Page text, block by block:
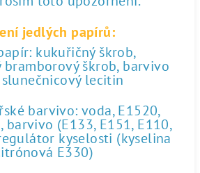
jedlých papírů:
kukuřičný škrob,
škrob, barvivo
slunečnicový lecitin
barvivo: voda, E1520,
barvivo (E133, E151, E110,
kyselosti (kyselina
E330)